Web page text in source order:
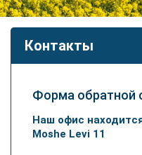
Контакты
Форма обратной
Наш офис
Moshe Levi 11